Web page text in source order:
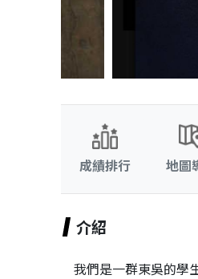
成績排行 地圖
介紹
我們是一群東吳的學